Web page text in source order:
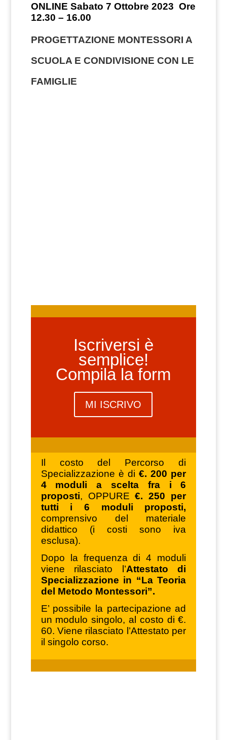
ONLINE Sabato 7 Ottobre 2023 Ore
12.30 – 16.00
PROGETTAZIONE MONTESSORI A
SCUOLA E CONDIVISIONE CON LE
FAMIGLIE
Iscriversi è
semplice!
Compila la form
MI ISCRIVO
Il costo del Percorso di
Specializzazione è di€. 200 per
4 moduli a scelta fra i 6
proposti, OPPURE€. 250 per
tutti i 6 moduli proposti,
comprensivo del materiale
didattico (i costi sono iva
esclusa).
Dopo la frequenza di 4 moduli
viene rilasciato l’Attestato di
Specializzazione in “La Teoria
del Metodo Montessori”.
E’ possibile la partecipazione ad
un modulo singolo, al costo di €.
60. Viene rilasciato l’Attestato per
il singolo corso.